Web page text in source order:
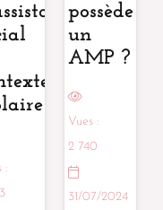
:
possède
un
AMP ?
Vues :
2 740
31/07/2024